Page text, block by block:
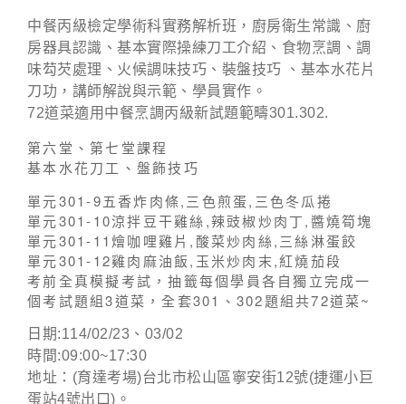
中餐丙級檢定學術科實務解析班，廚房衛生常識、廚
房器具認識、基本實際操練刀工介紹、食物烹調、調
味芶芡處理、火候調味技巧、裝盤技巧 、基本水花片
刀功，講師解說與示範、學員實作。
72道菜適用中餐烹調丙級新試題範疇301.302.
第六堂、第七堂課程
基本水花刀工、盤飾技巧
單元301-9五香炸肉條,三色煎蛋,三色冬瓜捲
單元301-10涼拌豆干雞絲,辣豉椒炒肉丁,醬燒筍塊
單元301-11燴咖哩雞片,酸菜炒肉絲,三絲淋蛋餃
單元301-12雞肉麻油飯,玉米炒肉末,紅燒茄段
考前全真模擬考試，抽籤每個學員各自獨立完成一
個考試題組3道菜，全套301、302題組共72道菜~
日期:114/02/23、03/02
時間:09:00~17:30
地址：(育達考場)台北市松山區寧安街12號(捷運小巨
蛋站4號出口)。